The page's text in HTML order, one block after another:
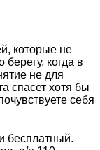
которые не
когда в
не для
спасет хотя бы
себя
бесплатный.